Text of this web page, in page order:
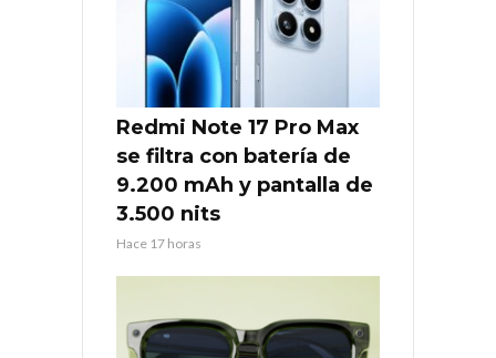
Redmi Note 17 Pro Max
se filtra con batería de
9.200 mAh y pantalla de
3.500 nits
Hace 17 horas